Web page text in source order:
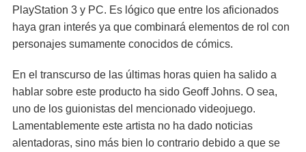
PlayStation 3 y PC. Es lógico que entre los aficionados
haya gran interés ya que combinará elementos de rol con
personajes sumamente conocidos de cómics.
En el transcurso de las últimas horas quien ha salido a
hablar sobre este producto ha sido Geoff Johns. O sea,
uno de los guionistas del mencionado videojuego.
Lamentablemente este artista no ha dado noticias
alentadoras, sino más bien lo contrario debido a que se